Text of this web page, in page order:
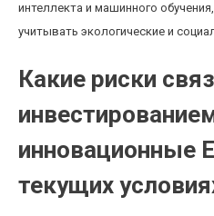
интеллекта и машинного
учитывать экологические и
Какие риски
инновационные
текущих